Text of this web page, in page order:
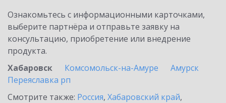
Ознакомьтесь с информационными карточками,
выберите партнёра и отправьте заявку на
консультацию, приобретение или внедрение
продукта.
Хабаровск
Комсомольск-на-Амуре
Амурск
Переяславка рп
Смотрите также: Россия, Хабаровский край,